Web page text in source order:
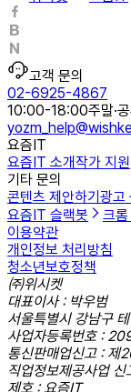
고객 문의
02-6925-4867
10:00-18:00주말·
요즘IT
요즘IT 소개작가 지원
기타 문의
콘텐츠 제안하기광고
요즘IT 슬랙봇
크
이용약관
개인정보 처리방침
청소년보호정책
㈜위시켓
대표이사 : 박우범
서울특별시 강남구
사업자등록번호 :
통신판매업신고 :
직업정보제공사업
제호 : 요즘IT